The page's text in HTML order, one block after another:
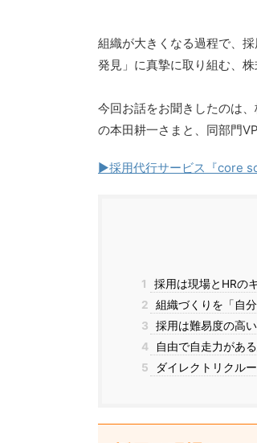
組織が大きくなる過程で、
発見」に真摯に取り組む、
今回お話をお聞きしたのは
の本田耕一さまと、同部門
▶︎採用代行サービス『core
1
採用は現場とHRの
2
組織づくりを「自
3
採用は難易度の高
4
自由で自走力があ
5
ダイレクトリクル